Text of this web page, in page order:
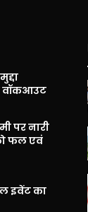
वॉकआउट
पर नारी
फल एवं
इवेंट का